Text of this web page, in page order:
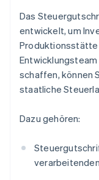
Das
entwickelt, um
Produktionsstätte
schaffen, können
staatliche
Dazu gehören: